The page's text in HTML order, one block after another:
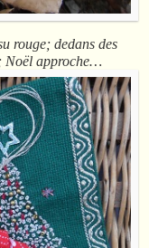
rouge; dedans des
Noël approche…